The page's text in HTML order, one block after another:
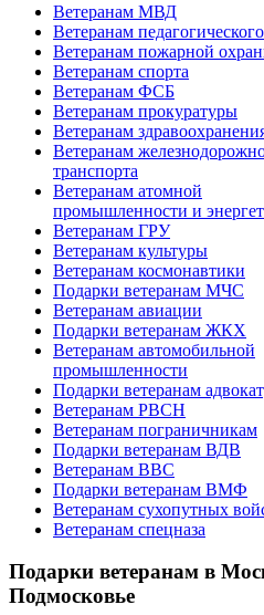
Ветеранам МВД
Ветеранам
Ветеранам пожарной
Ветеранам спорта
Ветеранам ФСБ
Ветеранам прокуратуры
Ветеранам
Ветеранам
транспорта
Ветеранам атомной
промышленности и
Ветеранам ГРУ
Ветеранам культуры
Ветеранам космонавтики
Подарки ветеранам МЧС
Ветеранам авиации
Подарки ветеранам ЖКХ
Ветеранам автомобильной
промышленности
Подарки ветеранам
Ветеранам РВСН
Ветеранам пограничникам
Подарки ветеранам ВДВ
Ветеранам ВВС
Подарки ветеранам ВМФ
Ветеранам сухопутных
Ветеранам спецназа
Подарки ветеранам в
Подмосковье